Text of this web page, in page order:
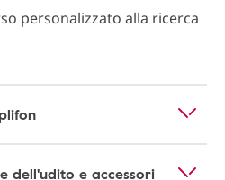
personalizzato alla ricerca
dell'udito e accessori